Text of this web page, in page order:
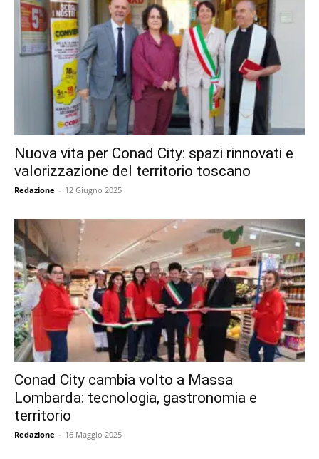
Nuova vita per Conad City: spazi rinnovati e
valorizzazione del territorio toscano
Redazione - 12 Giugno 2025
Conad City cambia volto a Massa
Lombarda: tecnologia, gastronomia e
territorio
Redazione - 16 Maggio 2025